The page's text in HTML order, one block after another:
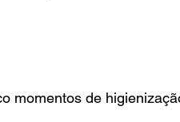
momentos de